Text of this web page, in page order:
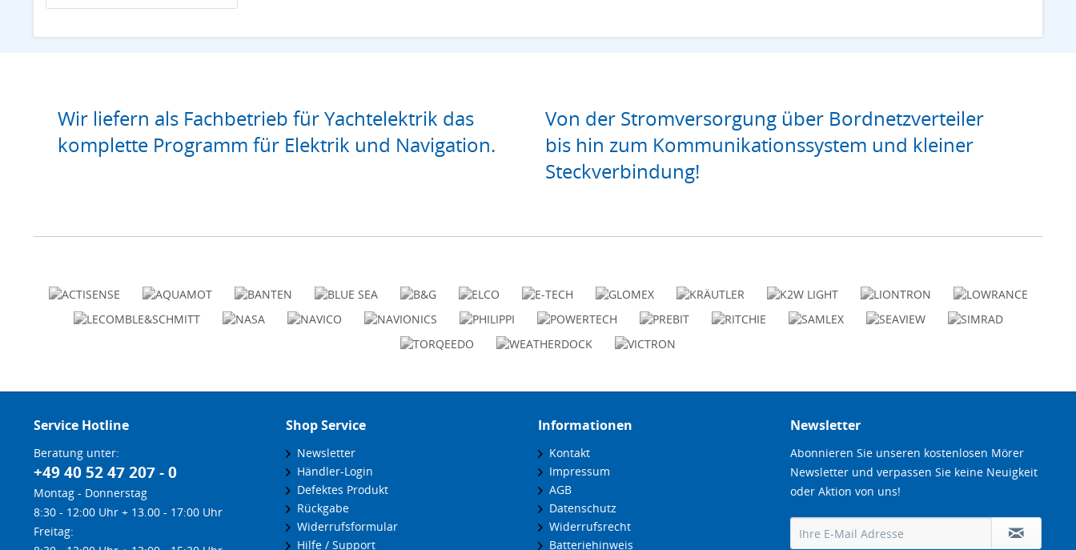
Wir liefern als Fachbetrieb für Yachtelektrik das
komplette Programm für Elektrik und Navigation.
Von der Stromversorgung über Bordnetzverteiler
bis hin zum Kommunikationssystem und kleiner
Steckverbindung!
Service Hotline
Beratung unter:
+49 40 52 47 207 - 0
Montag - Donnerstag
8:30 - 12:00 Uhr + 13.00 - 17:00 Uhr
Freitag:
Shop Service
Newsletter
Händler-Login
Defektes Produkt
Rückgabe
Widerrufsformular
Hilfe / Support
Informationen
Kontakt
Impressum
AGB
Datenschutz
Widerrufsrecht
Batteriehinweis
Newsletter
Abonnieren Sie unseren kostenlosen Mörer
Newsletter und verpassen Sie keine Neuigkeit
oder Aktion von uns!